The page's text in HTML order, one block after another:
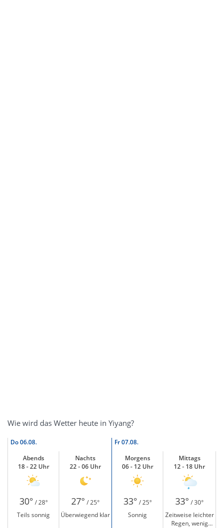
Wie wird das Wetter heute in Yiyang?
Do06.08. Fr07.08.
Abends
18 - 22 Uhr
Nachts
22 - 06 Uhr
Morgens
06 - 12 Uhr
Mittags
12 - 18 Uhr
30° / 28° 27° / 25° 33° / 25° 33° / 30°
Teils sonnig
Überwiegend klar Sonnig
Zeitweise leichter
Regen, wenig